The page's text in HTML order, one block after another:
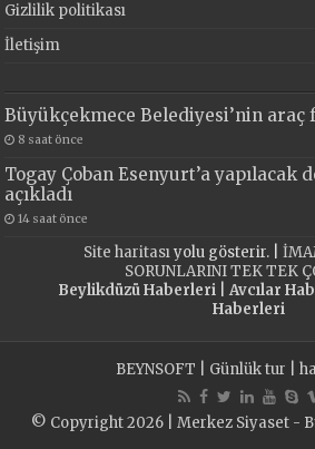
Gizlilik politikası
İletişim
Büyükçekmece Belediyesi’nin araç
8 saat önce
Togay Çoban Esenyurt’a yapılacak
açıkladı
14 saat önce
Site haritasıyolu gösterir. |
SORUNLARINI TEK TEK
Beylikdüzü Haberleri| Avcılar
Haberleri
BEYNSOFT Günlük tur
© Copyright 2026 | Merkez Siyaset -